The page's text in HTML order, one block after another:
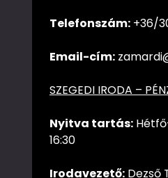
Telefonszám: +36/
Email-cím:
SZEGEDI IRODA –
Nyitva tartás:
16:30
Irodavezető: Dezső